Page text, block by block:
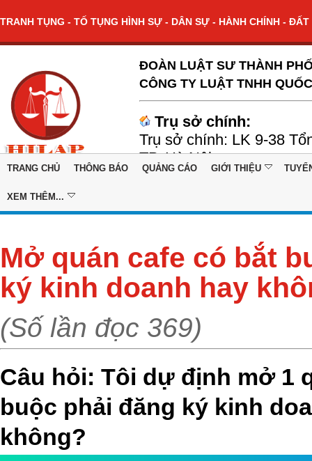
TRANH TỤNG - TỐ TỤNG HÌNH SỰ - DÂN SỰ - HÀNH CHÍNH -
ĐOÀN LUẬT SƯ THÀNH
CÔNG TY LUẬT TNHH
Trụ sở chính:
Trụ sở chính: LK 9-38
TP. Hà Nội
TRANG CHỦ THÔNG BÁO QUẢNG CÁO GIỚI THIỆU
XEM THÊM...
Mở quán cafe có bắt
ký kinh doanh hay
(Số lần đọc 369)
Câu hỏi: Tôi dự định mở 1
buộc phải đăng ký kinh
không?